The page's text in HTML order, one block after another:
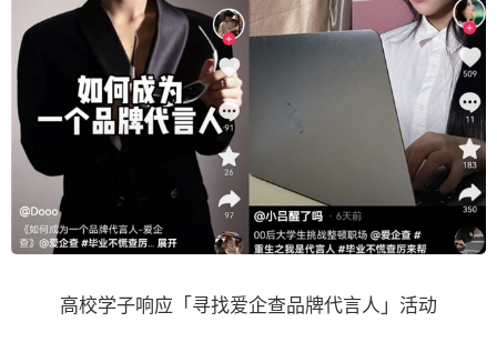
高校学子响应「寻找爱企查品牌代言人」活动